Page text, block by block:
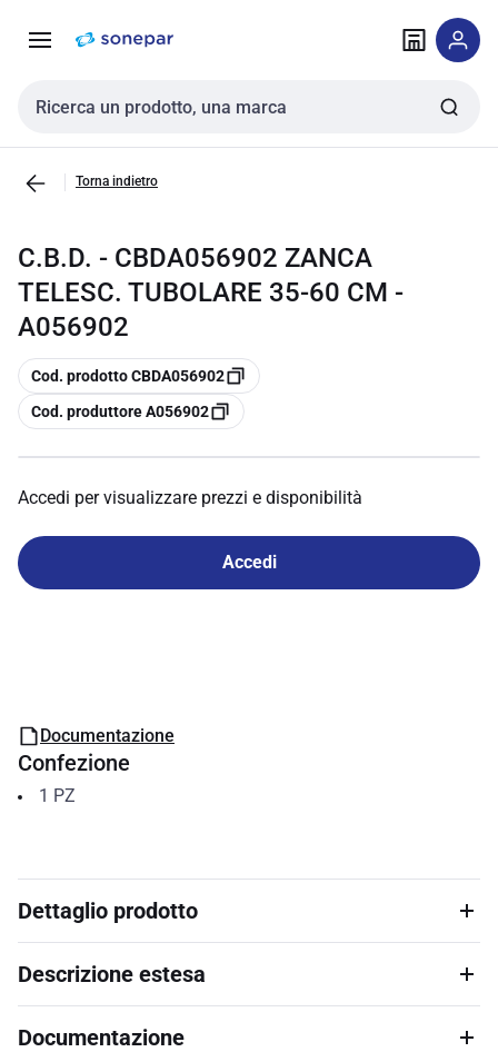
navigazione alla
Cerca input
Torna indietro
C.B.D. - CBDA056902 ZANCA
TELESC. TUBOLARE 35-60 CM -
A056902
copia
Cod. prodotto CBDA056902
copia
Cod. produttore A056902
Accedi per visualizzare prezzi e disponibilità
Accedi
Documentazione
Confezione
1 PZ
Dettaglio prodotto
Descrizione estesa
Documentazione